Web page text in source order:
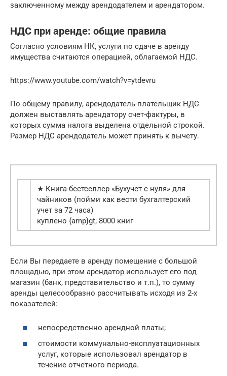
заключенному между арендодателем и арендатором.
НДС при аренде: общие правила
Согласно условиям НК, услуги по сдаче в аренду
имущества считаются операцией, облагаемой НДС.
https://www.youtube.com/watch?v=ytdevru
По общему правилу, арендодатель-плательщик НДС
должен выставлять арендатору счет-фактуры, в
которых сумма налога выделена отдельной строкой.
Размер НДС арендодатель может принять к вычету.
★ Книга-бестселлер «Бухучет с нуля» для
чайников (пойми как вести бухгалтерский
учет за 72 часа)
куплено {amp}gt; 8000 книг
Если Вы передаете в аренду помещение с большой
площадью, при этом арендатор использует его под
магазин (банк, представительство и т.п.), то сумму
аренды целесообразно рассчитывать исходя из 2-х
показателей:
непосредственно арендной платы;
стоимости коммунально-эксплуатационных
услуг, которые использовал арендатор в
течение отчетного периода.